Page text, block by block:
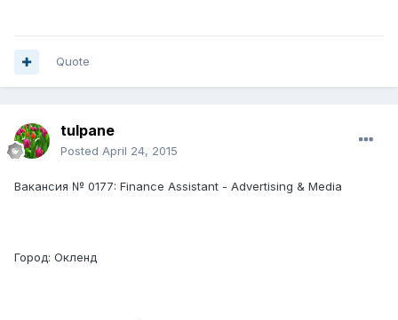
Quote
tulpane
Posted April 24, 2015
Вакансия № 0177: Finance Assistant - Advertising & Media
Город: Окленд